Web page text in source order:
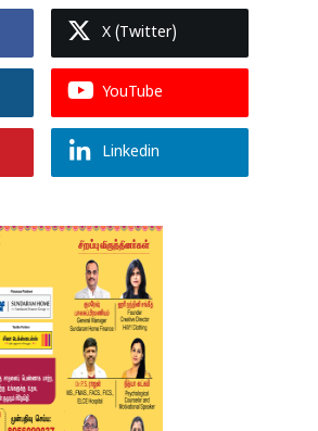
X (Twitter)
YouTube
Linkedin